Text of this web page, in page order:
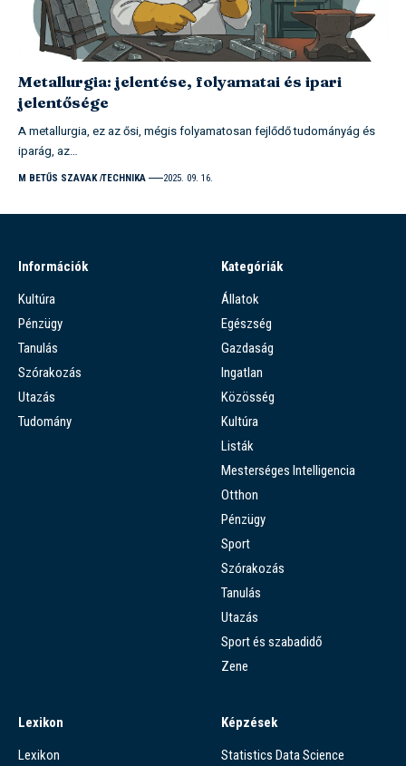
Metallurgia: jelentése, folyamatai és ipari
jelentősége
A metallurgia, ez az ősi, mégis folyamatosan fejlődő tudományág és
iparág, az…
M BETŰS SZAVAK TECHNIKA 2025. 09. 16.
Információk
Kultúra
Pénzügy
Tanulás
Szórakozás
Utazás
Tudomány
Kategóriák
Állatok
Egészség
Gazdaság
Ingatlan
Közösség
Kultúra
Listák
Mesterséges Intelligencia
Otthon
Pénzügy
Sport
Szórakozás
Tanulás
Utazás
Sport és szabadidő
Zene
Lexikon
Lexikon
Képzések
Statistics Data Science